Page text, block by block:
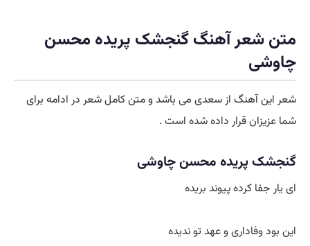
متنشعر آهنگ گنجشک پریده محسن
چاوشی
شعر این آهنگ از سعدی می باشد و متن کامل شعر در ادامه برای
شما عزیزان قرار داده شده است .
گنجشک پریده محسن چاوشی
ای یار جفا کرده پیوند بریده
این بود وفاداری و عهد تو ندیده